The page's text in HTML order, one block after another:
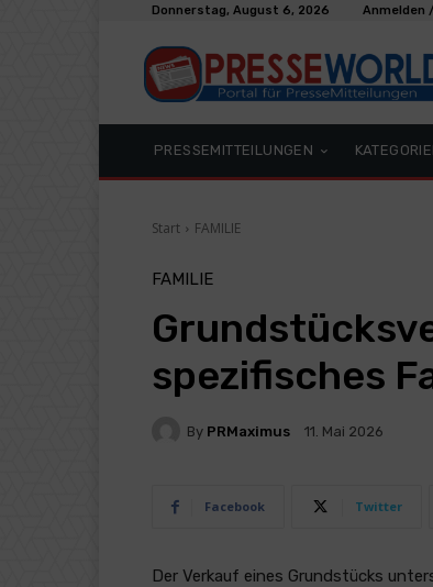
Donnerstag, August 6, 2026 Anmelden
PRESSEMITTEILUNGEN
Start FAMILIE
FAMILIE
spezifisches
By PRMaximus 11. Mai 2026
Facebook Twitter
Der Verkauf eines Grundstücks